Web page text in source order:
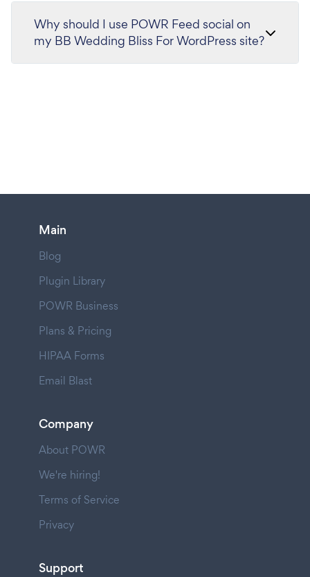
Why should I use POWR Feed social on
my BB Wedding Bliss For WordPress site?
Main
Blog
Plugin Library
POWR Business
Plans & Pricing
HIPAA Forms
Email Blast
Company
About POWR
We're hiring!
Terms of Service
Privacy
Support